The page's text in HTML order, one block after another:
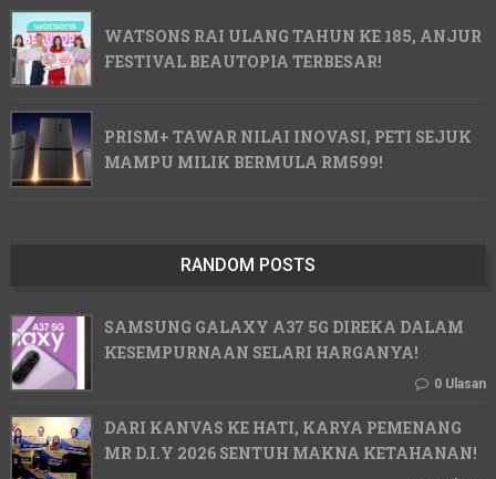
WATSONS RAI ULANG TAHUN KE 185, ANJUR
FESTIVAL BEAUTOPIA TERBESAR!
PRISM+ TAWAR NILAI INOVASI, PETI SEJUK
MAMPU MILIK BERMULA RM599!
RANDOM POSTS
SAMSUNG GALAXY A37 5G DIREKA DALAM
KESEMPURNAAN SELARI HARGANYA!
0 Ulasan
DARI KANVAS KE HATI, KARYA PEMENANG
MR D.I.Y 2026 SENTUH MAKNA KETAHANAN!